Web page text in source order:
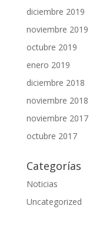
diciembre 2019
noviembre 2019
octubre 2019
enero 2019
diciembre 2018
noviembre 2018
noviembre 2017
octubre 2017
Categorías
Noticias
Uncategorized